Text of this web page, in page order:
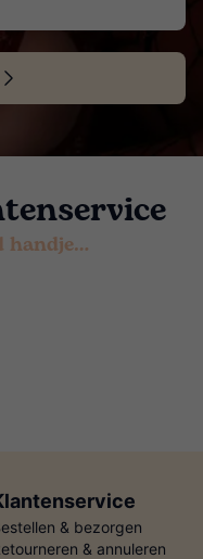
handje…
& bezorgen
& annuleren